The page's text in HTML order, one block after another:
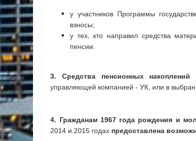
у участников Программы
взносы;
у тех, кто направил средства
пенсии.
3. Средства пенсионных накоплений
управляющей компанией - УК, или в
4. Гражданам 1967 года рождения и
2014 и 2015 годах предоставлена